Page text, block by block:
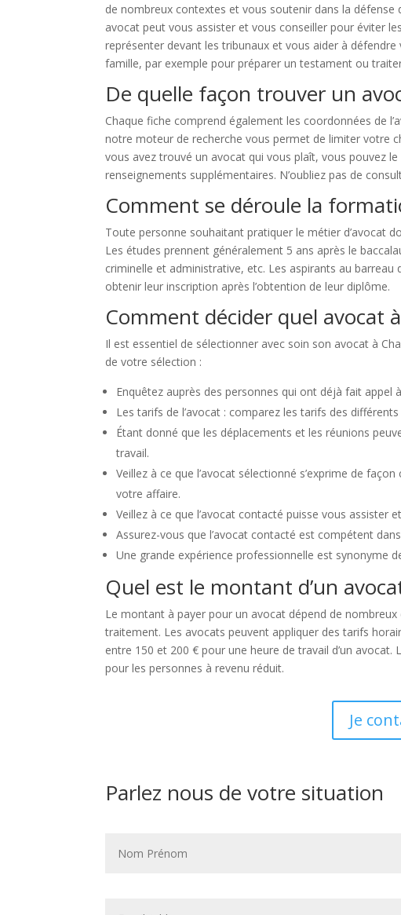
de nombreux contextes et vous soutenir dans la
avocat peut vous assister et vous conseiller pour éviter
représenter devant les tribunaux et vous aider à
famille, par exemple pour préparer un testament ou
De quelle façon trouver un
Chaque fiche comprend également les coordonnées de
notre moteur de recherche vous permet de limiter votre
vous avez trouvé un avocat qui vous plaît, vous pouvez
renseignements supplémentaires. N’oubliez pas de
Comment se déroule la
Toute personne souhaitant pratiquer le métier d’avocat
Les études prennent généralement 5 ans après le
criminelle et administrative, etc. Les aspirants au
obtenir leur inscription après l’obtention de leur diplôme.
Comment décider quel avocat
Il est essentiel de sélectionner avec soin son avocat à
de votre sélection :
Enquêtez auprès des personnes qui ont déjà fait appel
Les tarifs de l’avocat : comparez les tarifs des
Étant donné que les déplacements et les réunions
travail.
Veillez à ce que l’avocat sélectionné s’exprime de
votre affaire.
Veillez à ce que l’avocat contacté puisse vous assister
Assurez-vous que l’avocat contacté est compétent
Une grande expérience professionnelle est synonyme
Quel est le montant d’un
Le montant à payer pour un avocat dépend de
traitement. Les avocats peuvent appliquer des tarifs
entre 150 et 200 € pour une heure de travail d’un
pour les personnes à revenu réduit.
Je
Parlez nous de votre situation